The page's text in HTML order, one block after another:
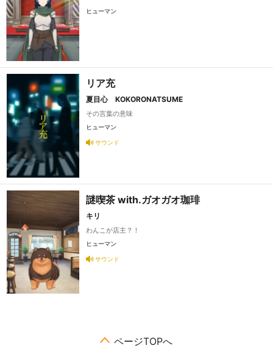
ヒューマン
リア充
夏目心 KOKORONATSUME
その言葉の意味
ヒューマン
サウンド
謎喫茶 with.ガオガオ珈琲
キリ
わんこが店主？！
ヒューマン
サウンド
ページTOPへ